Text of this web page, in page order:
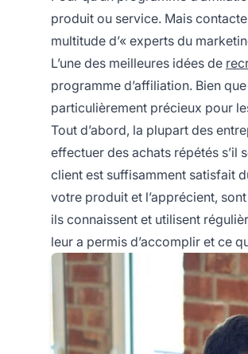
produit ou service. Mais
multitude d’« experts du
L’une des meilleures idées de
programme d’affiliation. Bien
particulièrement précieux pour
Tout d’abord, la plupart des
effectuer des achats répétés s’il
client est suffisamment satisfait
votre produit et l’apprécient,
ils connaissent et utilisent
leur a permis d’accomplir et ce